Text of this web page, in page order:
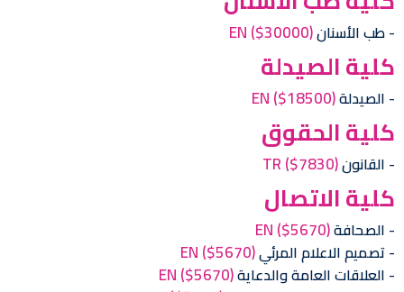
طب الأسنان EN($30000)
كلية الصيدلة
الصيدلة EN($18500)
كلية الحقوق
القانون TR($7830)
كلية الاتصال
الصحافة EN($5670)
تصميم الاعلام المرئي EN($5670)
العلاقات العامة والدعاية EN($5670)